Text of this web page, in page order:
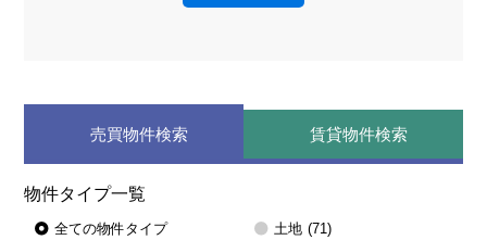
売買物件検索 賃貸物件検索
物件タイプ一覧
全ての物件タイプ 土地 (71)